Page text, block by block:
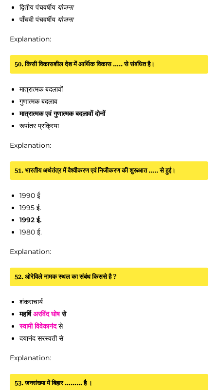
द्वितीय पंचवर्षीय योजना
पाँचवी पंचवर्षीय योजना
Explanation:
50. किसी विकासशील देश में आर्थिक विकास ….. से संबंधित है।
मात्रात्मक बदलावों
गुणात्मक बदलाव
मात्रात्मक एवं गुणात्मक बदलावों दोनों
रूपांतर प्रक्रिया
Explanation:
51. भारतीय अर्थतंत्र में वैश्वीकरण एवं निजीकरण की शुरूआत ….. से हुई।
1990 ई
1995 ई.
1992 ई.
1980 ई.
Explanation:
52. ओरेविले नामक स्थल का संबंध किससे है ?
शंकराचार्य
महर्षिअरविंद घोषसे
स्वामी विवेकानंदसे
दयानंद सरस्वती से
Explanation:
53. जनसंख्या में बिहार ……… है ।